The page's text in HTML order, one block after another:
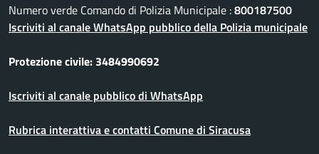
Numero verde Comando di Polizia Municipale :800187500
Iscriviti al canale WhatsApp pubblico della Polizia municipale
Protezione civile: 3484990692
Iscriviti al canale pubblico di WhatsApp
Rubrica interattiva e contatti Comune di Siracusa